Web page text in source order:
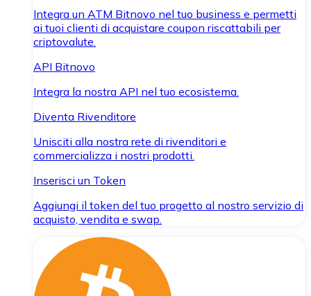
Integra un ATM Bitnovo nel tuo business e permetti
ai tuoi clienti di acquistare coupon riscattabili per
criptovalute.
API Bitnovo
Integra la nostra API nel tuo ecosistema.
Diventa Rivenditore
Unisciti alla nostra rete di rivenditori e
commercializza i nostri prodotti.
Inserisci un Token
Aggiungi il token del tuo progetto al nostro servizio di
acquisto, vendita e swap.